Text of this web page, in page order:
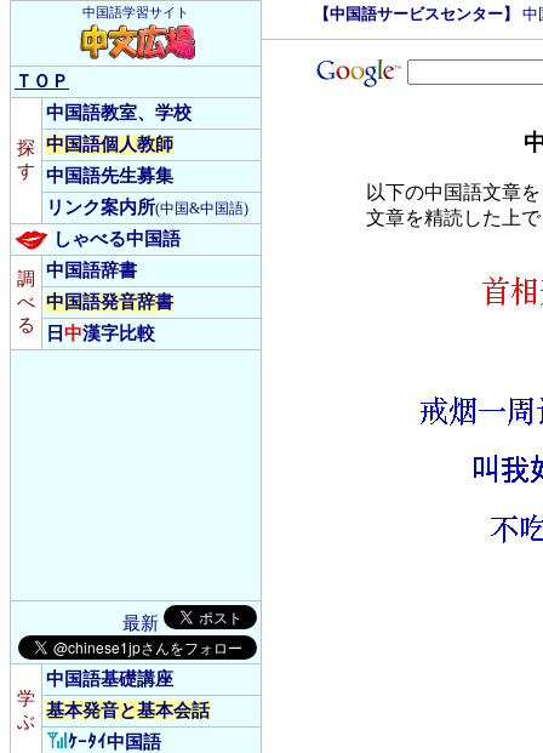
中国語学習サイト
ＴＯＰ
探
す
中国語教室、学校
中国語個人教師
中国語先生募集
リンク案内所(中国&中国語)
しゃべる中国語
調
べ
る
中国語辞書
中国語発音辞書
日中漢字比較
最新
学
ぶ
中国語基礎講座
基本発音と基本会話
ｹｰﾀｲ中国語
【中国語サービスセンター】 中
以下の中国語文章
文章を精読した上